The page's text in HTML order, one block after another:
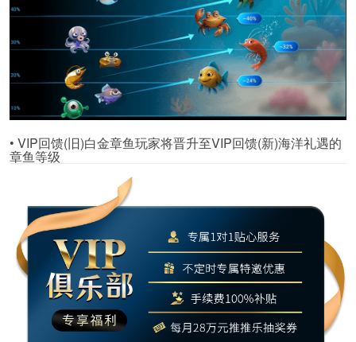
• VIP回馈(旧)白金章鱼玩家将晋升至VIP回馈(新)海洋礼遇的
章鱼等级